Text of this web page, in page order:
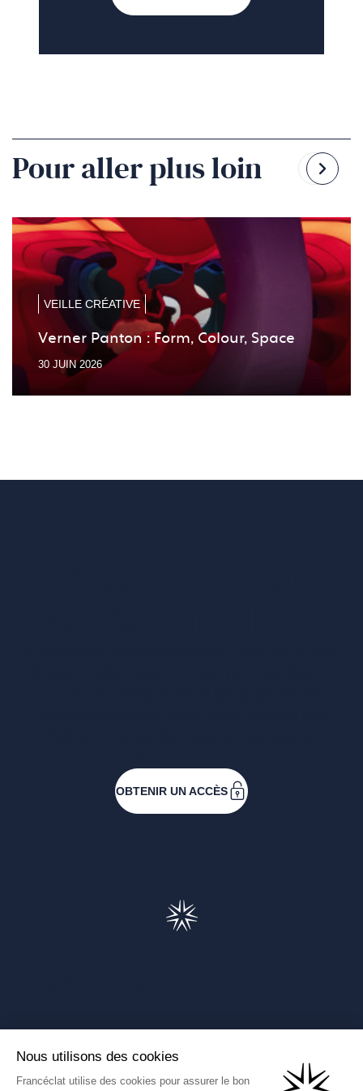
Pour aller plus loin
lala
VEILLE CRÉATIVE
Verner Panton : Form, Colour, Space
30 JUIN 2026
OBTENIR UN ACCÈS
Présentation de Francéclat
Comprendre la taxe HBJOAT
Journalistes
(Ce lien s'ouvre dans un